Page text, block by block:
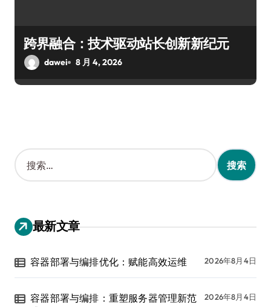
跨界融合：技术驱动站长创新新纪元
dawei 8 月 4, 2026
搜
索
：
最新文章
容器部署与编排优化：赋能高效运维 2026年8月4日
容器部署与编排：重塑服务器管理新范
2026年8月4日